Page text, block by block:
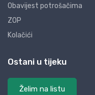
Obavijest potrošačima
ZOP
Kolačići
Ostani u tijeku
Želim na listu